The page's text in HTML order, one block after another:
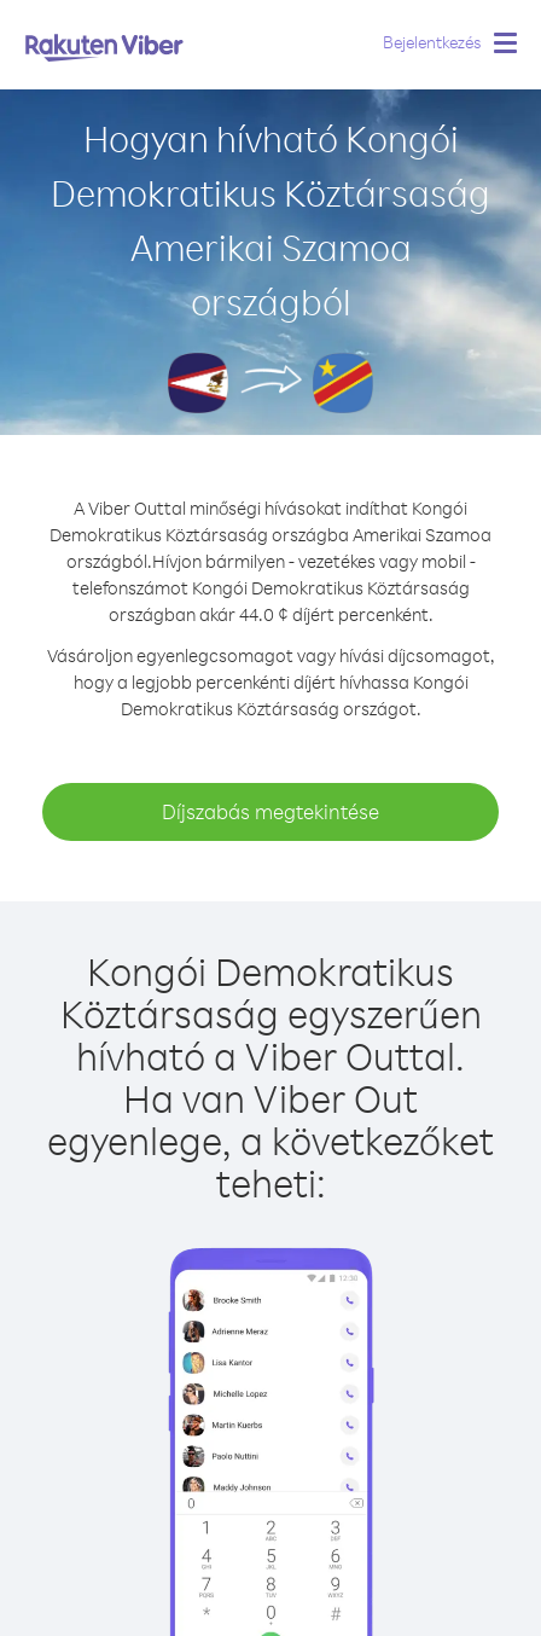
Bejelentkezés
Hogyan hívható Kongói
Demokratikus Köztársaság
Amerikai Szamoa
országból
A Viber Outtal minőségi hívásokat indíthat Kongói
Demokratikus Köztársaság országba Amerikai Szamoa
országból.Hívjon bármilyen - vezetékes vagy mobil -
telefonszámot Kongói Demokratikus Köztársaság
országban akár 44.0 ¢ díjért percenként.
Vásároljon egyenlegcsomagot vagy hívási díjcsomagot,
hogy a legjobb percenkénti díjért hívhassa Kongói
Demokratikus Köztársaság országot.
Díjszabás megtekintése
Kongói Demokratikus
Köztársaság egyszerűen
hívható a Viber Outtal.
Ha van Viber Out
egyenlege, a következőket
teheti: